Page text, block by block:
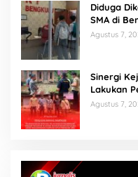
Diduga
SMA di
Agustus 7,
Sinergi
Lakukan
Agustus 7,